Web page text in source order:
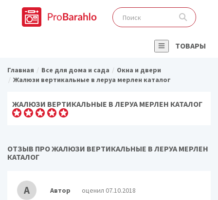
ТОВАРЫ
Главная Все для дома и сада
Окна и двери
Жалюзи вертикальные в леруа мерлен каталог
ЖАЛЮЗИ ВЕРТИКАЛЬНЫЕ В ЛЕРУА МЕРЛЕН КАТАЛОГ
ОТЗЫВ ПРО ЖАЛЮЗИ ВЕРТИКАЛЬНЫЕ В ЛЕРУА МЕРЛЕН
КАТАЛОГ
А Автор оценил 07.10.2018